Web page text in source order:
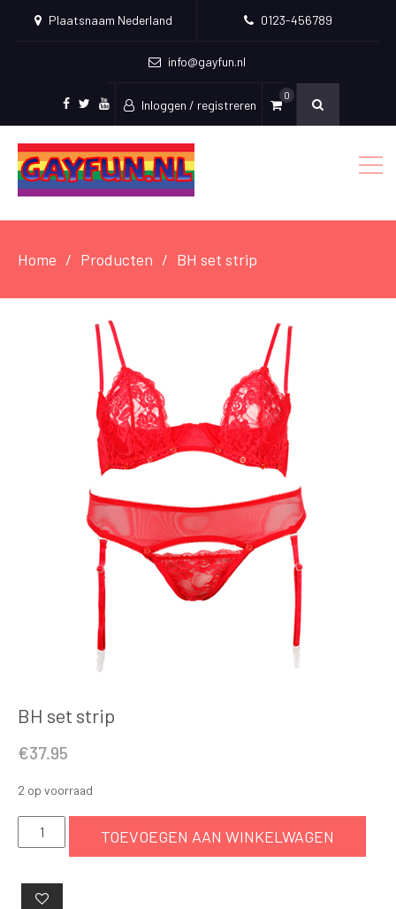
Plaatsnaam Nederland 0123-456789
info@gayfun.nl
Facebook
TwitterYoutube
Inloggen / registreren
0
Home Producten BH set strip
BH set strip
€37.95
2 op voorraad
set
aantal
TOEVOEGEN AAN WINKELWAGEN